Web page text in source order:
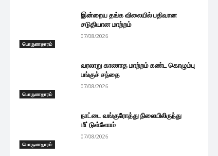
பொருளாதாரம்
இன்றைய தங்க விலையில் பதிவான
சடுதியான மாற்றம்
07/08/2026
பொருளாதாரம்
வரலாறு காணாத மாற்றம் கண்ட கொழும்பு
பங்குச் சந்தை
07/08/2026
பொருளாதாரம்
நாட்டை வங்குரோத்து நிலையிலிருந்து
மீட்டுள்ளோம்
07/08/2026